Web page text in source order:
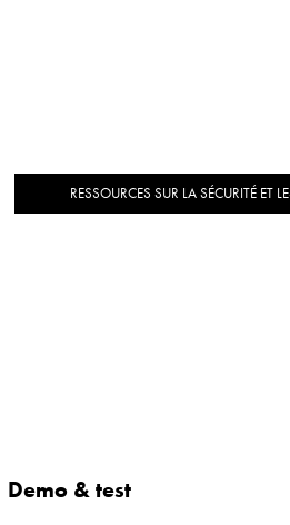
RESSOURCES SUR LA SÉCURITÉ ET
Demo & test